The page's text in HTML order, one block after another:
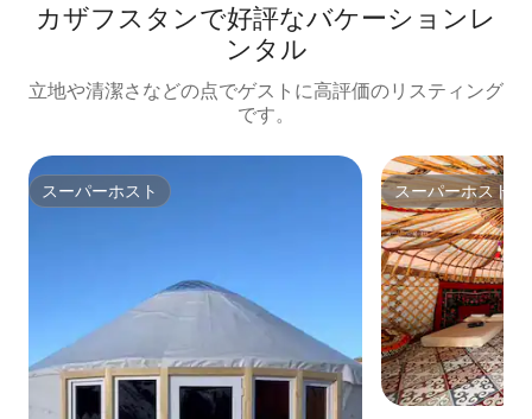
カザフスタンで好評なバケーションレ
ンタル
立地や清潔さなどの点でゲストに高評価のリスティング
です。
スーパーホスト
スーパーホスト スーパーホスト
スーパーホスト